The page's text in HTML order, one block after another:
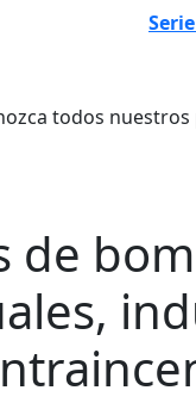
todos
de